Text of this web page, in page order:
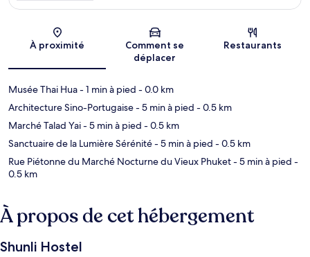
Carte
À proximité
Comment se
déplacer
Restaurants
Musée Thai Hua- 1 min à pied - 0.0 km
Architecture Sino-Portugaise- 5 min à pied - 0.5 km
Marché Talad Yai- 5 min à pied - 0.5 km
Sanctuaire de la Lumière Sérénité- 5 min à pied - 0.5 km
Rue Piétonne du Marché Nocturne du Vieux Phuket- 5 min à pied -
0.5 km
À propos de cet hébergement
Shunli Hostel